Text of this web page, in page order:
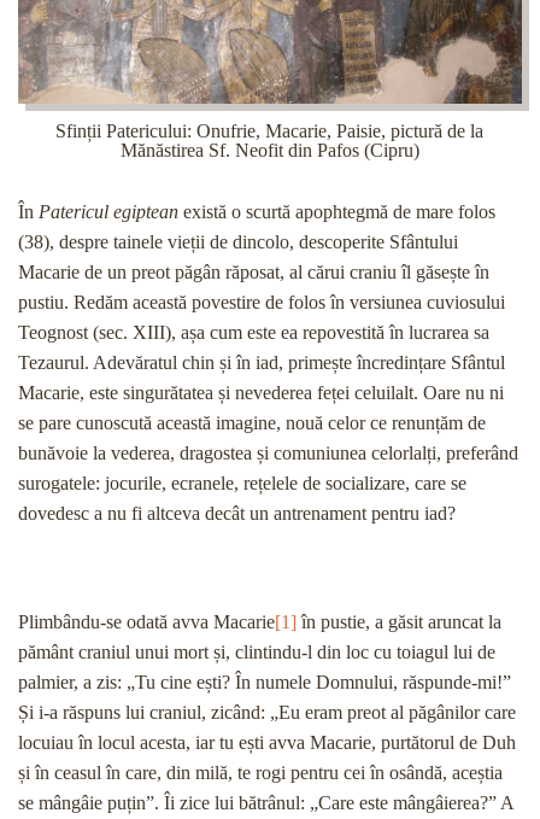
Sfinții Patericului: Onufrie, Macarie, Paisie, pictură de la
Mănăstirea Sf. Neofit din Pafos (Cipru)
În Patericul egiptean există o scurtă apophtegmă de mare folos
(38), despre tainele vieții de dincolo, descoperite Sfântului
Macarie de un preot păgân răposat, al cărui craniu îl găsește în
pustiu. Redăm această povestire de folos în versiunea cuviosului
Teognost (sec. XIII), așa cum este ea repovestită în lucrarea sa
Tezaurul. Adevăratul chin și în iad, primește încredințare Sfântul
Macarie, este singurătatea și nevederea feței celuilalt. Oare nu ni
se pare cunoscută această imagine, nouă celor ce renunțăm de
bunăvoie la vederea, dragostea și comuniunea celorlalți, preferând
surogatele: jocurile, ecranele, rețelele de socializare, care se
dovedesc a nu fi altceva decât un antrenament pentru iad?
Plimbându-se odată avva Macarie[1]în pustie, a găsit aruncat la
pământ craniul unui mort și, clintindu-l din loc cu toiagul lui de
palmier, a zis: „Tu cine ești? În numele Domnului, răspunde-mi!”
Și i-a răspuns lui craniul, zicând: „Eu eram preot al păgânilor care
locuiau în locul acesta, iar tu ești avva Macarie, purtătorul de Duh
și în ceasul în care, din milă, te rogi pentru cei în osândă, aceștia
se mângâie puțin”. Îi zice lui bătrânul: „Care este mângâierea?” A